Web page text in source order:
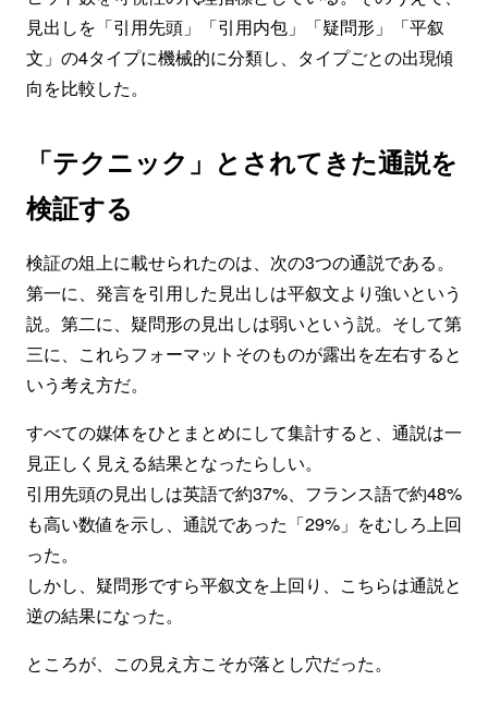
見出しを「引用先頭」「引用内包」「疑問形」「平叙
文」の4タイプに機械的に分類し、タイプごとの出現傾
向を比較した。
「テクニック」とされてきた通説を
検証する
検証の俎上に載せられたのは、次の3つの通説である。
第一に、発言を引用した見出しは平叙文より強いという
説。第二に、疑問形の見出しは弱いという説。そして第
三に、これらフォーマットそのものが露出を左右すると
いう考え方だ。
すべての媒体をひとまとめにして集計すると、通説は一
見正しく見える結果となったらしい。
引用先頭の見出しは英語で約37%、フランス語で約48%
も高い数値を示し、通説であった「29%」をむしろ上回
った。
しかし、疑問形ですら平叙文を上回り、こちらは通説と
逆の結果になった。
ところが、この見え方こそが落とし穴だった。